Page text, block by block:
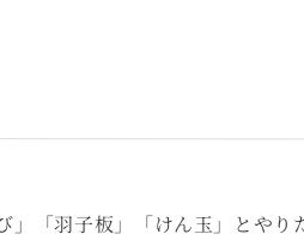
「羽子板」「けん玉」とやり